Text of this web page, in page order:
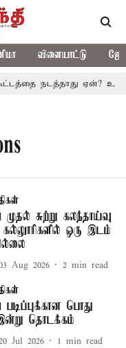
விளையாட்டு
நடத்தாது ஏன்?
சுற்று கலந்தாய்வு
கல்லுாரிகளில் ஒரு இடம்
Aug 2026 2 min read
பொது
தொடக்கம்
Jul 2026 1 min read